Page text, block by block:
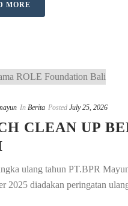
MORE
In Berita Posted July 25, 2026
CLEAN UP
ulang tahun PT.BPR
2025 diadakan peringatan